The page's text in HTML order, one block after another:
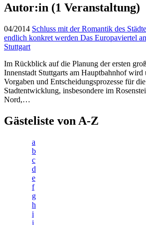
Autor:in (1 Veranstaltung)
04/2014 Schluss mit der Romantik des
endlich konkret werden Das Europaviertel
Stuttgart
Im Rückblick auf die Planung der ersten
Innenstadt Stuttgarts am Hauptbahnhof wird
Vorgaben und Entscheidungsprozesse für
Stadtentwicklung, insbesondere im
Nord,…
Gästeliste von A-Z
a
b
c
d
e
f
g
h
i
j